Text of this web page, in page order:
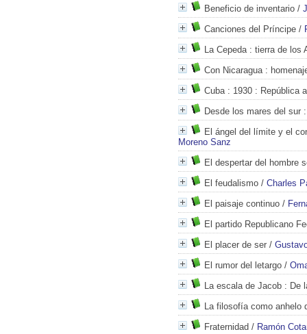
Beneficio de inventario /
Canciones del Príncipe /
La Cepeda: tierra de los
Con Nicaragua:
Cuba : 1930 : República
Desde los mares del sur
El ángel del límite y el
Moreno Sanz
El despertar del hombre
El feudalismo / Charles
El paisaje continuo /
El partido Republicano
El placer de ser /
El rumor del letargo /
La escala de Jacob : De
La filosofía como anhelo
Fraternidad / Ramón